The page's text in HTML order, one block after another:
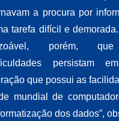
a procura por
tarefa difícil e
porém,
persistam
que possui as
mundial de
dos dados”,